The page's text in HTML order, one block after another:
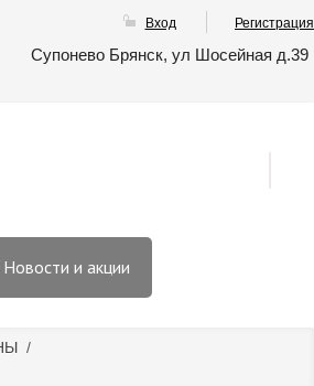
Вход Регистрация
Супонево Брянск, ул Шосейная д.39
Новости и акции
/